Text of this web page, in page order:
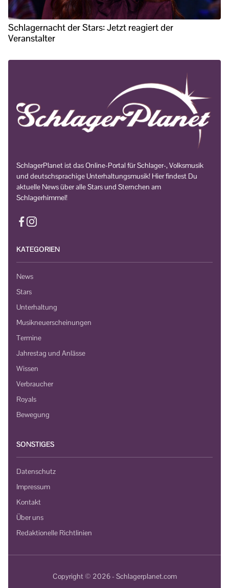
Schlagernacht der Stars: Jetzt reagiert der
Veranstalter
SchlagerPlanet ist das Online-Portal für Schlager-, Volksmusik
und deutschsprachige Unterhaltungsmusik! Hier findest Du
aktuelle News über alle Stars und Sternchen am
Schlagerhimmel!
KATEGORIEN
News
Stars
Unterhaltung
Musikneuerscheinungen
Termine
Jahrestag und Anlässe
Wissen
Verbraucher
Royals
Bewegung
SONSTIGES
Datenschutz
Impressum
Kontakt
Über uns
Redaktionelle Richtlinien
Copyright © 2026 - Schlagerplanet.com